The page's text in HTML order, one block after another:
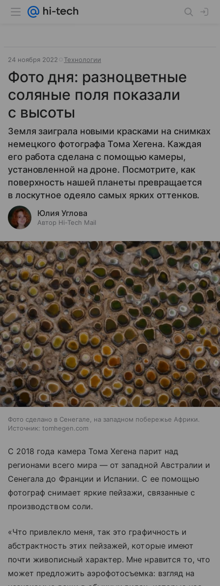
24 ноября 2022 Технологии
Фото дня: разноцветные
соляные поля показали
с высоты
Земля заиграла новыми красками на снимках
немецкого фотографа Тома Хегена. Каждая
его работа сделана с помощью камеры,
установленной на дроне. Посмотрите, как
поверхность нашей планеты превращается
в лоскутное одеяло самых ярких оттенков.
Юлия Углова
Автор Hi-Tech Mail
Фото сделано в Сенегале, на западном побережье Африки.
Источник: tomhegen.com
С 2018 года камера Тома Хегена парит над
регионами всего мира — от западной Австралии и
Сенегала до Франции и Испании. С ее помощью
фотограф снимает яркие пейзажи, связанные с
производством соли.
«Что привлекло меня, так это графичность и
абстрактность этих пейзажей, которые имеют
почти живописный характер. Мне нравится то, что
может предложить аэрофотосъемка: взгляд на